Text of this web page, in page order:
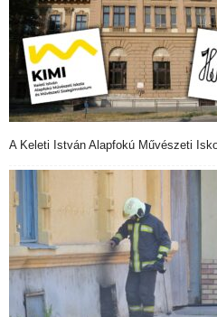
A Keleti István Alapfokú Művészeti